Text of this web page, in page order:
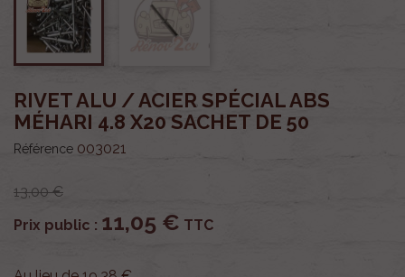
RIVET ALU / ACIER SPÉCIAL ABS
MÉHARI 4.8 X20 SACHET DE 50
Référence 003021
13,00 €
Prix public : 11,05 € TTC